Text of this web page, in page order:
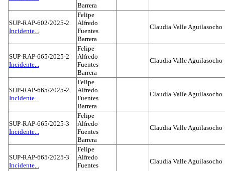
Barrera
SUP-RAP-602/2025-2
Incidente...
Felipe
Alfredo
Fuentes
Barrera
Claudia Valle Aguilasocho
SUP-RAP-665/2025-2
Incidente...
Felipe
Alfredo
Fuentes
Barrera
Claudia Valle Aguilasocho
SUP-RAP-665/2025-2
Incidente...
Felipe
Alfredo
Fuentes
Barrera
Claudia Valle Aguilasocho
SUP-RAP-665/2025-3
Incidente...
Felipe
Alfredo
Fuentes
Barrera
Claudia Valle Aguilasocho
SUP-RAP-665/2025-3
Incidente...
Felipe
Alfredo
Fuentes
Claudia Valle Aguilasocho